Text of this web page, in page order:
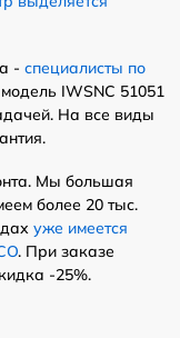
- специалисты по
IWSNC 51051
На все виды
Мы большая
более 20 тыс.
уже имеется
. При заказе
-25%.